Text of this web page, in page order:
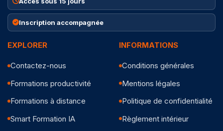
Inscription accompagnée
EXPLORER
Contactez-nous
Formations productivité
Formations à distance
Smart Formation IA
INFORMATIONS
Conditions générales
Mentions légales
Politique de confidentialité
Règlement intérieur